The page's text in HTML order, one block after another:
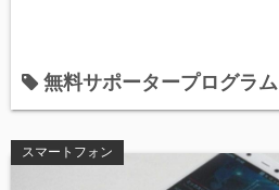
無料サポータープログラム
スマートフォン